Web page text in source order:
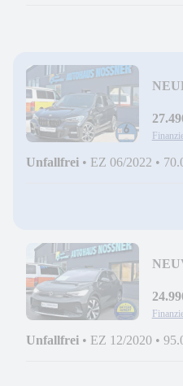
NEU
Unfallfrei • EZ 06/2022 •
NEU
Unfallfrei • EZ 12/2020 •